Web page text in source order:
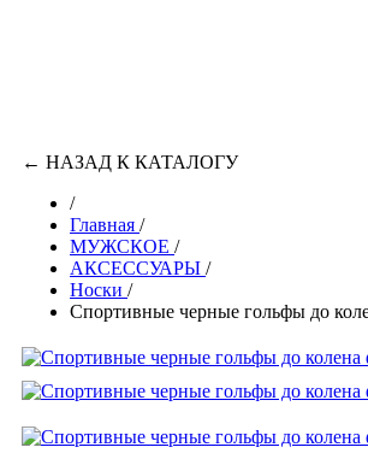
← НАЗАД К КАТАЛОГУ
/
Главная /
МУЖСКОЕ /
АКСЕССУАРЫ /
Носки /
Спортивные черные гольфы до